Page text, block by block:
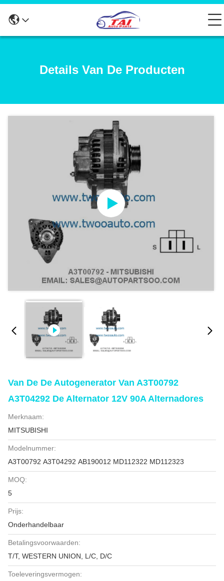
Details Van De Producten
Van De De Autogenerator Van A3T00792
A3T04292 De Alternator 12V 90A Alternadores
Merknaam:
MITSUBISHI
Modelnummer:
A3T00792 A3T04292 AB190012 MD112322 MD112323
MOQ:
5
Prijs:
Onderhandelbaar
Betalingsvoorwaarden:
T/T, WESTERN UNION, L/C, D/C
Toeleveringsvermogen: